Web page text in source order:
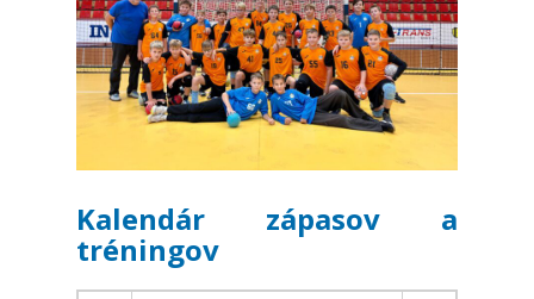
Kalendár zápasov a
tréningov